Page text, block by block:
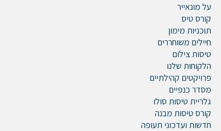
על מונאייר
קורס טיס
תוכניות מימון
חיילים משוחררים
טיסות צילום
הלקוחות שלנו
פרויקטים קהילתיים
מסדר כנפיים
גלריית טיסות סולו
קורס טיסות מבנה
חדשות ועדכוני תעופה